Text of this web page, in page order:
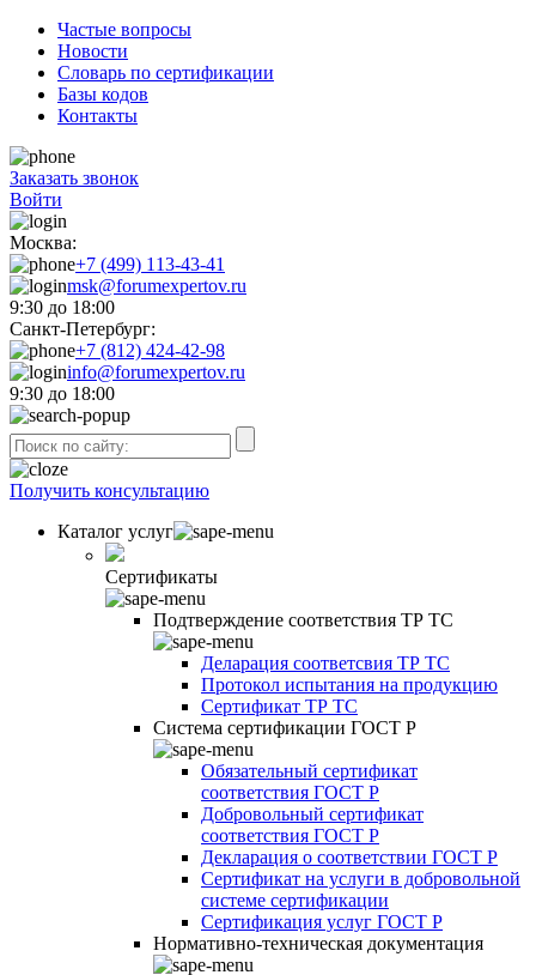
Частые вопросы
Новости
Словарь по сертификации
Базы кодов
Контакты
Заказать звонок
Войти
Москва:
+7 (499) 113-43-41
msk@forumexpertov.ru
9:30 до 18:00
Санкт-Петербург:
+7 (812) 424-42-98
info@forumexpertov.ru
9:30 до 18:00
Получить консультацию
Каталог услуг
Сертификаты
Подтверждение соответствия ТР ТС
Деларация соответсвия ТР ТС
Протокол испытания на продукцию
Сертификат ТР ТС
Система сертификации ГОСТ Р
Обязательный сертификат
соответствия ГОСТ Р
Добровольный сертификат
соответствия ГОСТ Р
Декларация о соответствии ГОСТ Р
Сертификат на услуги в добровольной
системе сертификации
Сертификация услуг ГОСТ Р
Нормативно-техническая документация